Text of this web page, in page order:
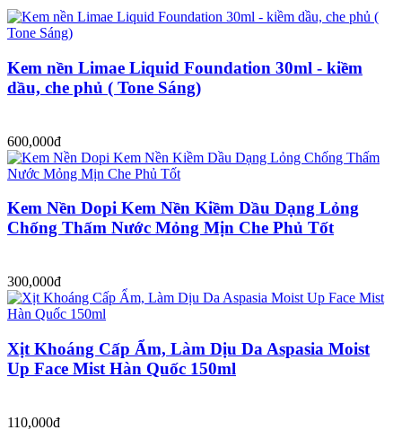
Kem nền Limae Liquid Foundation 30ml - kiềm
dầu, che phủ ( Tone Sáng)
600,000đ
Kem Nền Dopi Kem Nền Kiềm Dầu Dạng Lỏng
Chống Thấm Nước Mỏng Mịn Che Phủ Tốt
300,000đ
Xịt Khoáng Cấp Ẩm, Làm Dịu Da Aspasia Moist
Up Face Mist Hàn Quốc 150ml
110,000đ